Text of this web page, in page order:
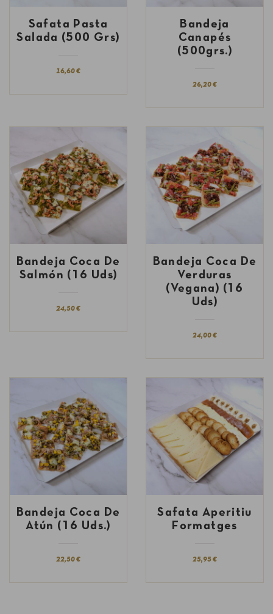
Safata Pasta
Salada (500 Grs)
16,60 €
Bandeja
Canapés
(500grs.)
26,20 €
Bandeja Coca De
Salmón (16 Uds)
24,50 €
Bandeja Coca De
Verduras
(Vegana) (16
Uds)
24,00 €
Bandeja Coca De
Atún (16 Uds.)
22,50 €
Safata Aperitiu
Formatges
25,95 €